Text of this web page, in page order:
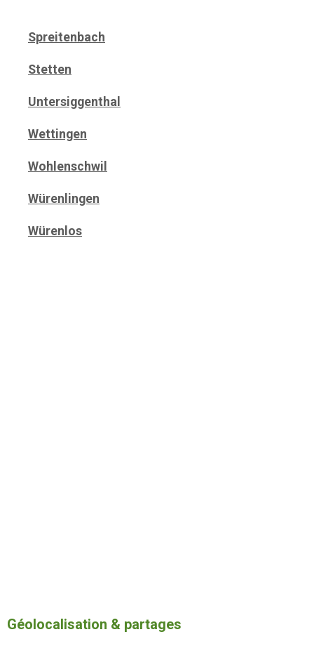
Spreitenbach
Stetten
Untersiggenthal
Wettingen
Wohlenschwil
Würenlingen
Würenlos
Géolocalisation & partages